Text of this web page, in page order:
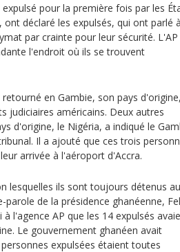
pour la première fois par les
déclaré les expulsés, qui ont parlé
par crainte pour leur sécurité. L'AP
l'endroit où ils se trouvent
en Gambie, son pays d'origine,
judiciaires américains. Deux autres
d'origine, le Nigéria, a indiqué le
Il a ajouté que ces trois
arrivée à l'aéroport d'Accra.
lesquelles ils sont toujours détenus au
de la présidence ghanéenne,
l'agence AP que les 14 expulsés
Le gouvernement ghanéen avait
expulsées étaient toutes